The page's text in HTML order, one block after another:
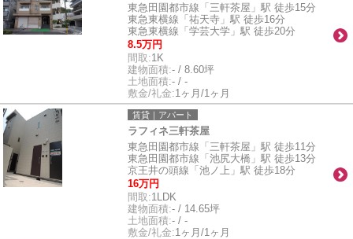
東急田園都市線「三軒茶屋」駅 徒歩15分
東急東横線「祐天寺」駅 徒歩16分
東急東横線「学芸大学」駅 徒歩20分
8.5万円
間取:1K
建物面積:- / 8.60坪
土地面積:- / -
敷金/礼金:1ヶ月/1ヶ月
賃貸｜アパート
ラフィネ三軒茶屋
東急田園都市線「三軒茶屋」駅 徒歩11分
東急田園都市線「池尻大橋」駅 徒歩13分
京王井の頭線「池ノ上」駅 徒歩18分
16万円
間取:1LDK
建物面積:- / 14.65坪
土地面積:- / -
敷金/礼金:1ヶ月/1ヶ月